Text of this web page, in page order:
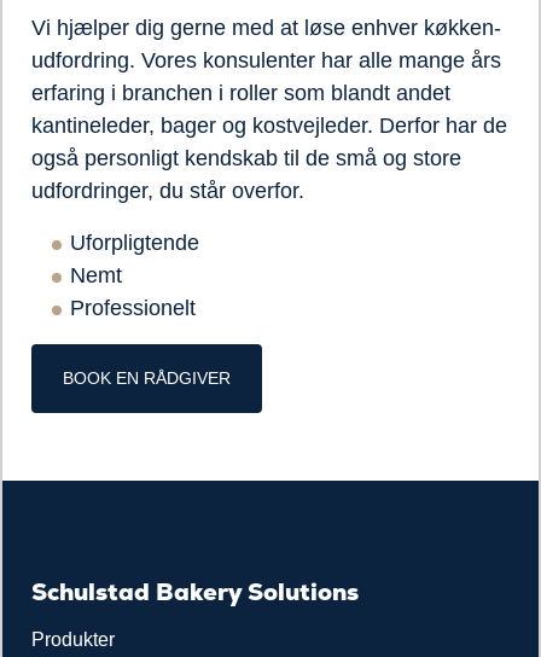
Vi hjælper dig gerne med at løse enhver køkken-
udfordring. Vores konsulenter har alle mange års
erfaring i branchen i roller som blandt andet
kantineleder, bager og kostvejleder. Derfor har de
også personligt kendskab til de små og store
udfordringer, du står overfor.
Uforpligtende
Nemt
Professionelt
BOOK EN RÅDGIVER
Schulstad Bakery Solutions
Produkter